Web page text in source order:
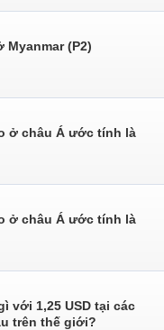
Myanmar (P2)
ở châu Á ước tính là
ở châu Á ước tính là
với 1,25 USD tại các
trên thế giới?